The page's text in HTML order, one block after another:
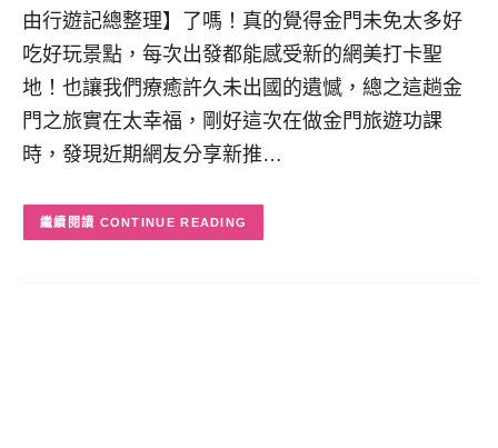
由行遊記總整理】了嗎！真的覺得金門未免太多好
吃好玩景點，每次出發都能感受新的網美打卡聖
地！也讓我們療癒許久未出國的遺憾，總之這趟金
門之旅實在太幸福，剛好這次在做金門旅遊功課
時，發現近期網友分享新推…
CONTINUE READING